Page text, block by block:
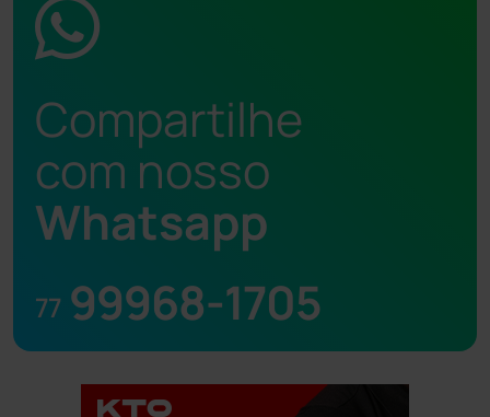
Compartilhe
com nosso
Whatsapp
77 99968-1705